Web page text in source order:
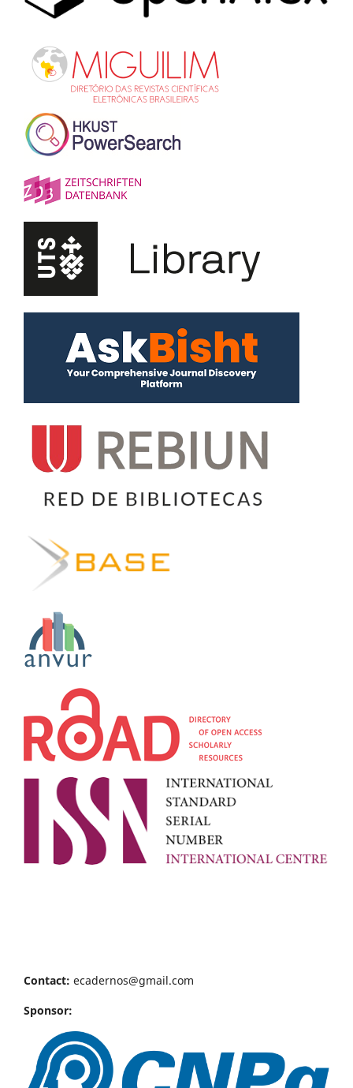
Contact: ecadernos@gmail.com
Sponsor: